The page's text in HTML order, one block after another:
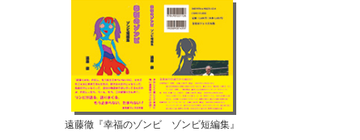
遠藤徹『幸福のゾンビ ゾンビ短編集』